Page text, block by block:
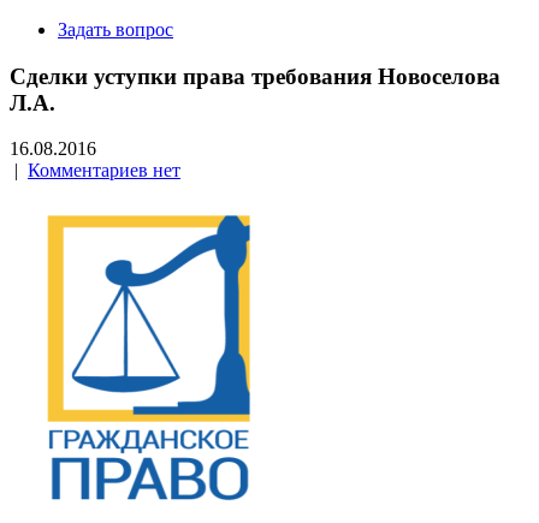
Задать вопрос
Сделки уступки права требования Новоселова
Л.А.
16.08.2016
| Комментариев нет